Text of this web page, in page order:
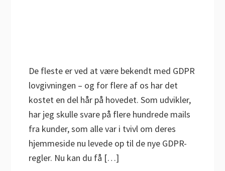
De fleste er ved at være bekendt med GDPR
lovgivningen – og for flere af os har det
kostet en del hår på hovedet. Som udvikler,
har jeg skulle svare på flere hundrede mails
fra kunder, som alle var i tvivl om deres
hjemmeside nu levede op til de nye GDPR-
regler. Nu kan du få […]